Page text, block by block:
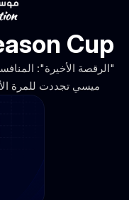
Cup
"الرقصة الأخيرة":
ميسي تجددت للمرة